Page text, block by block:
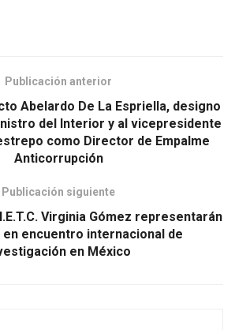
Publicación anterior
Abelardo De La Espriella, designo
del Interior y al vicepresidente
como Director de Empalme
Anticorrupción
Publicación siguiente
Virginia Gómez representarán
en encuentro internacional de
en México